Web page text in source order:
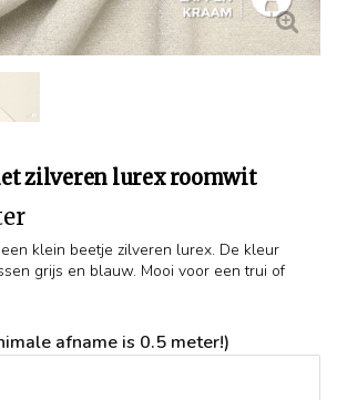
zilveren lurex roomwit
klein beetje zilveren lurex. De kleur
grijs en blauw. Mooi voor een trui of
afname is 0.5 meter!)